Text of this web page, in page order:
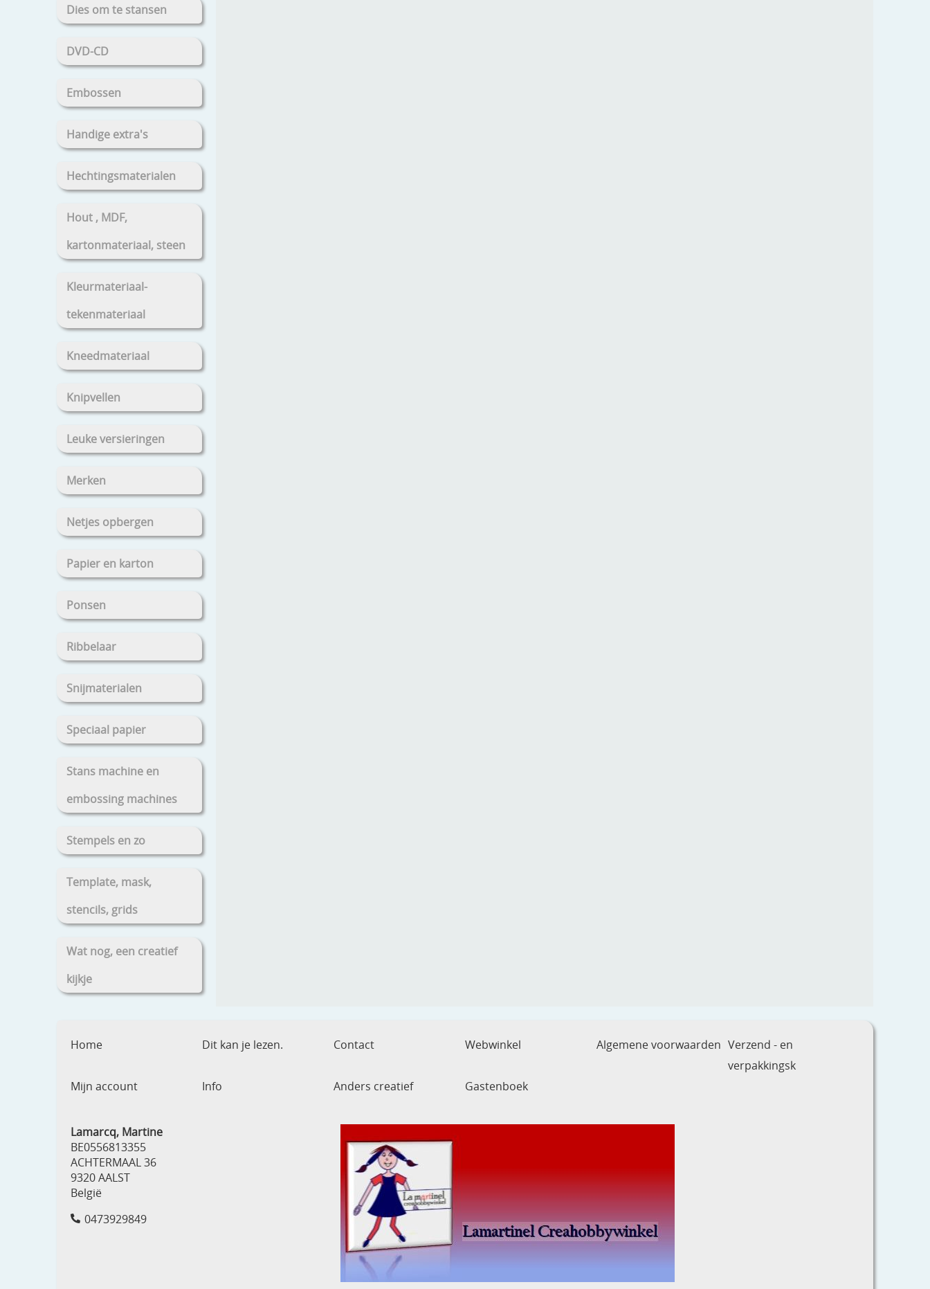
Dies om te stansen
DVD-CD
Embossen
Handige extra's
Hechtingsmaterialen
Hout , MDF,
kartonmateriaal, steen
Kleurmateriaal-
tekenmateriaal
Kneedmateriaal
Knipvellen
Leuke versieringen
Merken
Netjes opbergen
Papier en karton
Ponsen
Ribbelaar
Snijmaterialen
Speciaal papier
Stans machine en
embossing machines
Stempels en zo
Template, mask,
stencils, grids
Wat nog, een creatief
kijkje
Home Dit kan je lezen. Contact Webwinkel Algemene voorwaarden Verzend - en
verpakkingsk
Mijn account
Info Anders creatief Gastenboek
Lamarcq, Martine
BE0556813355
ACHTERMAAL 36
9320 AALST
België
0473929849